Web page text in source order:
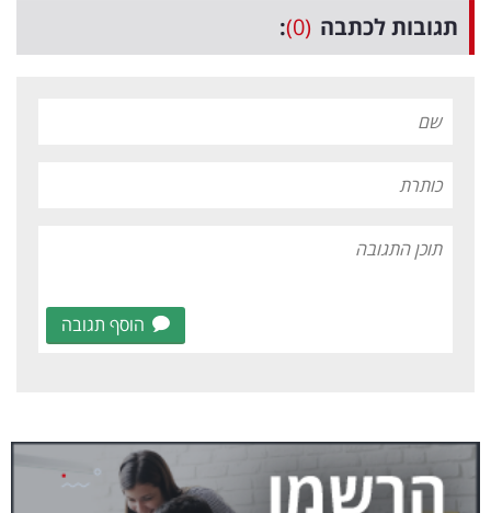
תגובות לכתבה (0)
:
הוסף תגובה